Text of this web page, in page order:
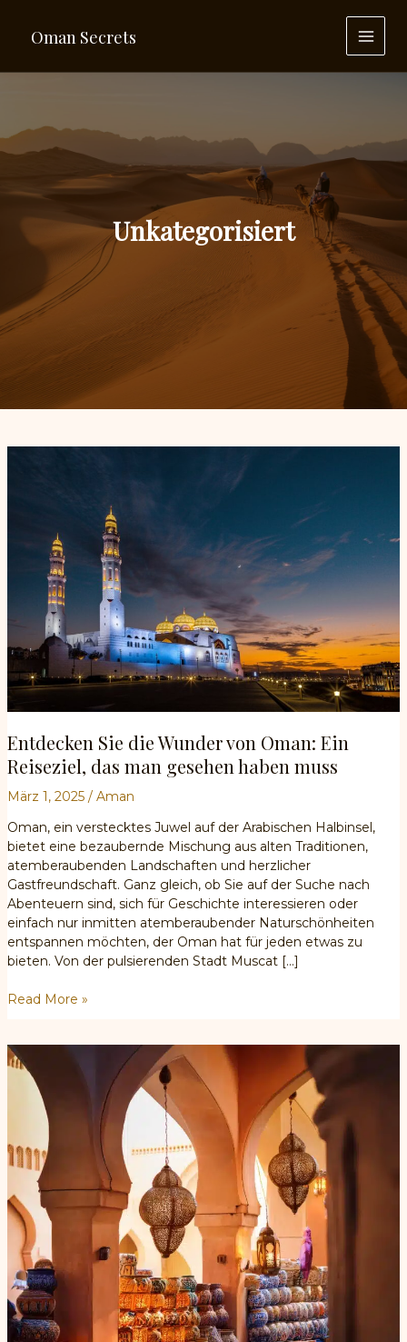
springenOman Secrets
Unkategorisiert
Entdecken Sie die Wunder von Oman: Ein
Reiseziel, das man gesehen haben muss
März 1, 2025 / Aman
Oman, ein verstecktes Juwel auf der Arabischen Halbinsel,
bietet eine bezaubernde Mischung aus alten Traditionen,
atemberaubenden Landschaften und herzlicher
Gastfreundschaft. Ganz gleich, ob Sie auf der Suche nach
Abenteuern sind, sich für Geschichte interessieren oder
einfach nur inmitten atemberaubender Naturschönheiten
entspannen möchten, der Oman hat für jeden etwas zu
bieten. Von der pulsierenden Stadt Muscat […]
Entdecken
Wunder
von
Oman:
Reiseziel,
das
man
gesehen
haben
muss
Read More »